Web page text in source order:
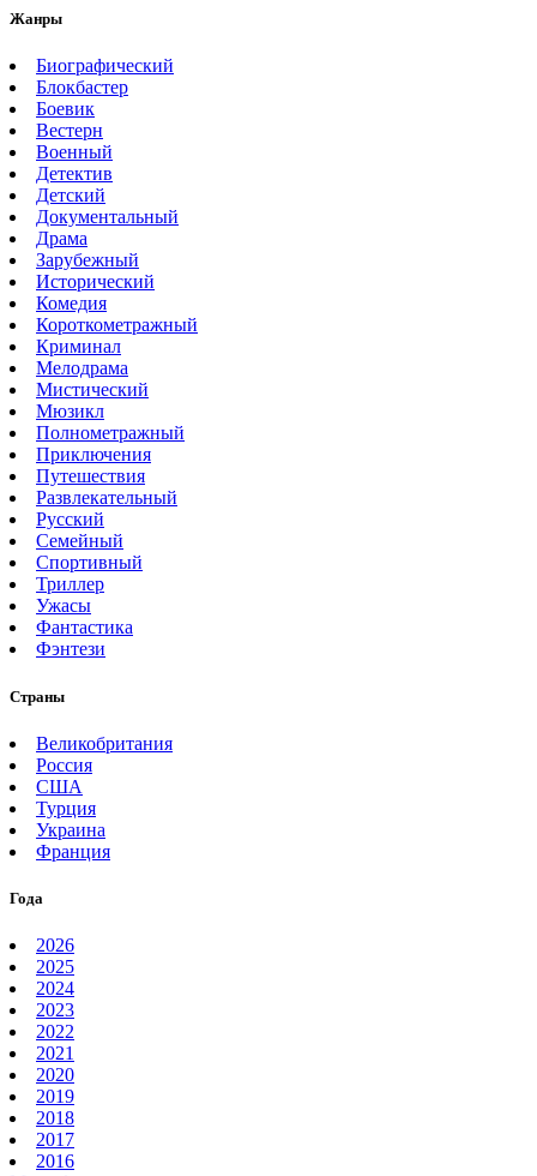
Жанры
Биографический
Блокбастер
Боевик
Вестерн
Военный
Детектив
Детский
Документальный
Драма
Зарубежный
Исторический
Комедия
Короткометражный
Криминал
Мелодрама
Мистический
Мюзикл
Полнометражный
Приключения
Путешествия
Развлекательный
Русский
Семейный
Спортивный
Триллер
Ужасы
Фантастика
Фэнтези
Страны
Великобритания
Россия
США
Турция
Украина
Франция
Года
2026
2025
2024
2023
2022
2021
2020
2019
2018
2017
2016